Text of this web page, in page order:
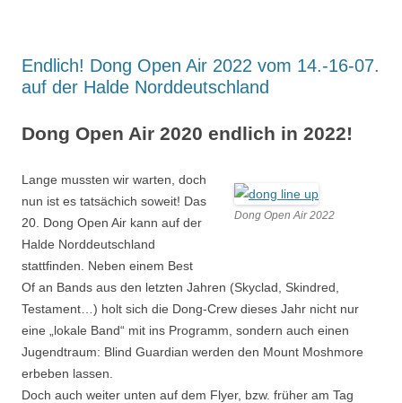
Endlich! Dong Open Air 2022 vom 14.-16-07.
auf der Halde Norddeutschland
Dong Open Air 2020 endlich in 2022!
Dong Open Air 2022
Lange mussten wir warten, doch
nun ist es tatsächich soweit! Das
20. Dong Open Air kann auf der
Halde Norddeutschland
stattfinden. Neben einem Best
Of an Bands aus den letzten Jahren (Skyclad, Skindred,
Testament…) holt sich die Dong-Crew dieses Jahr nicht nur
eine „lokale Band“ mit ins Programm, sondern auch einen
Jugendtraum: Blind Guardian werden den Mount Moshmore
erbeben lassen.
Doch auch weiter unten auf dem Flyer, bzw. früher am Tag